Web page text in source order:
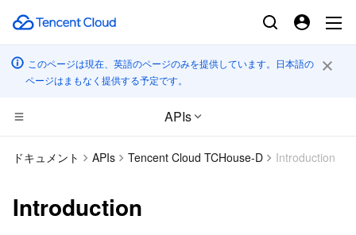
このページは現在、英語のページのみを提供しています。日本語の
ページはまもなく提供する予定です。
APIs
コンピューティング
ドキュメント APIs Tencent Cloud TCHouse-D Introduction
Introduction